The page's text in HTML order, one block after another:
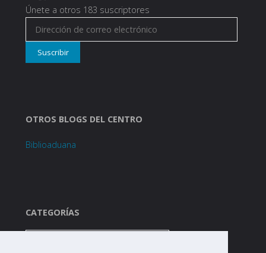
Únete a otros 183 suscriptores
de
correo
Suscribir
OTROS BLOGS DEL CENTRO
Biblioaduana
CATEGORÍAS